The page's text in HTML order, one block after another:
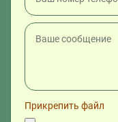
Прикрепить файл